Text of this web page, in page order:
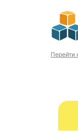
Перейти